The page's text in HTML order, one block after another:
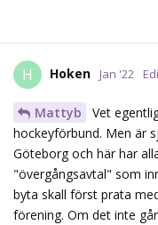
H Hoken Jan '22
Mattyb
Vet
hockeyförbund. Men är
Göteborg och här har
"övergångsavtal" som
byta skall först prata
förening. Om det inte